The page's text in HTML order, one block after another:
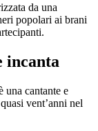
da una
popolari ai brani
incanta
una cantante e
vent’anni nel